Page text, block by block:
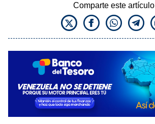
Comparte este artículo